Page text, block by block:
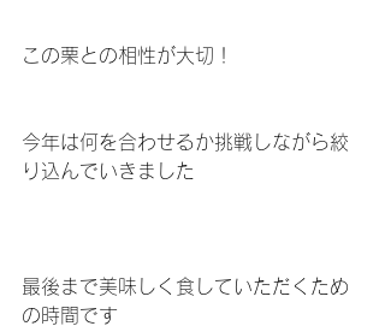
この栗との相性が大切！
今年は何を合わせるか挑戦しながら絞
り込んでいきました
最後まで美味しく食していただくため
の時間です